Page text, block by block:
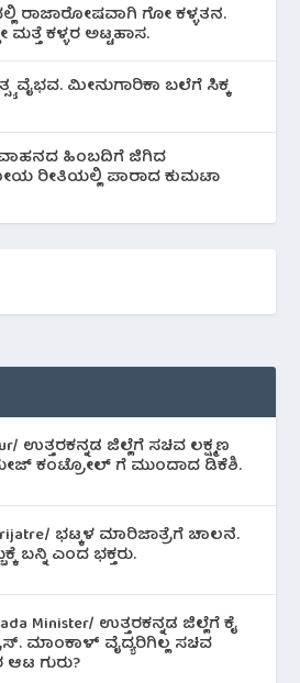
ರಾಜಾರೋಷವಾಗಿ ಗೋ ಕಳ್ಳತನ.
ಕಳ್ಳರ ಅಟ್ಟಹಾಸ.
ವೈಭವ. ಮೀನುಗಾರಿಕಾ ಬಲೆಗೆ ಸಿಕ್ಕ
ವಾಹನದ ಹಿಂಬದಿಗೆ ಜಿಗಿದ
ರೀತಿಯಲ್ಲಿ ಪಾರಾದ ಕುಮಟಾ
ಉತ್ತರಕನ್ನಡ ಜಿಲ್ಲೆಗೆ ಸಚಿವ ಲಕ್ಷ್ಮಣ
ಕಂಟ್ರೋಲ್ ಗೆ ಮುಂದಾದ ಡಿಕೆಶಿ.
ಭಟ್ಕಳ ಮಾರಿಜಾತ್ರೆಗೆ ಚಾಲನೆ.
ಬನ್ನಿ ಎಂದ ಭಕ್ತರು.
Minister/ ಉತ್ತರಕನ್ನಡ ಜಿಲ್ಲೆಗೆ ಕೈ
ಮಾಂಕಾಳ್ ವೈದ್ಯರಿಗಿಲ್ಲ ಸಚಿವ
ಗುರು?